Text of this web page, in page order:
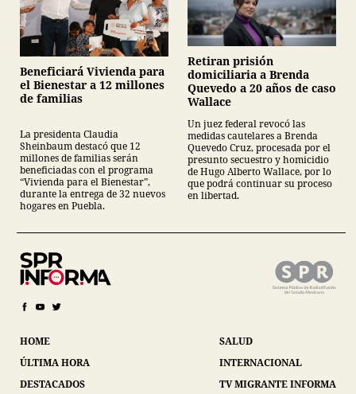
Beneficiará Vivienda para
el Bienestar a 12 millones
de familias
La presidenta Claudia
Sheinbaum destacó que 12
millones de familias serán
beneficiadas con el programa
“Vivienda para el Bienestar”,
durante la entrega de 32 nuevos
hogares en Puebla.
Retiran prisión
domiciliaria a Brenda
Quevedo a 20 años de caso
Wallace
Un juez federal revocó las
medidas cautelares a Brenda
Quevedo Cruz, procesada por el
presunto secuestro y homicidio
de Hugo Alberto Wallace, por lo
que podrá continuar su proceso
en libertad.
HOME
ÚLTIMA HORA
DESTACADOS
SALUD
INTERNACIONAL
TV MIGRANTE INFORMA